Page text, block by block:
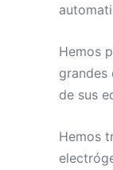
Hemos
grandes
de sus
Hemos